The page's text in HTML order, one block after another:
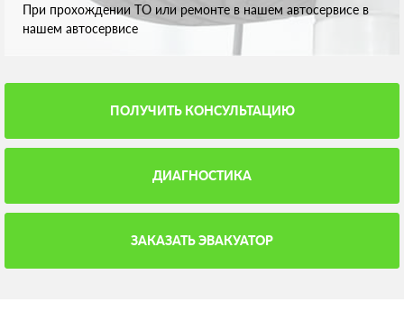
При прохождении ТО или ремонте в нашем автосервисе в
нашем автосервисе
ПОЛУЧИТЬ КОНСУЛЬТАЦИЮ
ДИАГНОСТИКА
ЗАКАЗАТЬ ЭВАКУАТОР